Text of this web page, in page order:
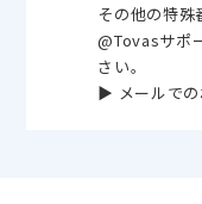
その他の特殊
@Tovasサポ
さい。
▶ メールで